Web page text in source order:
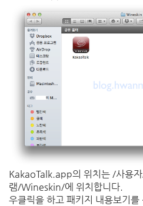
KakaoTalk.app의 위치는 /사용
램/Wineskin/에 위치합니다.
우클릭을 하고 패키지 내용보기를